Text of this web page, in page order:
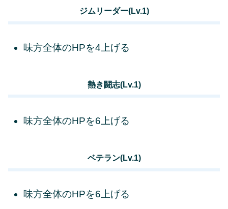
ジムリーダー(Lv.1)
味方全体のHPを4上げる
熱き闘志(Lv.1)
味方全体のHPを6上げる
ベテラン(Lv.1)
味方全体のHPを6上げる